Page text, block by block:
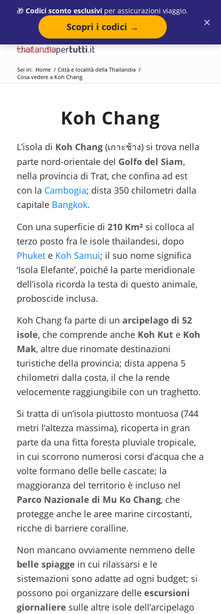
🎁 Codici sconto esclusivi per assicurazioni viaggio.
Scopri i codici → ×
Sei in: Home / Città e località della Thailandia /
Cosa vedere a Koh Chang
Koh Chang
L’isola di Koh Chang (เกาะช้าง) si trova nella
parte nord-orientale del Golfo del Siam,
nella provincia di Trat, che confina ad est
con la Cambogia; dista 350 chilometri dalla
capitale Bangkok.
Con una superficie di 210 Km²si colloca al
terzo posto fra le isole thailandesi, dopo
Phukete Koh Samui; il suo nome significa
‘Isola Elefante’, poiché la parte meridionale
dell’isola ricorda la testa di questo animale,
proboscide inclusa.
Koh Chang fa parte di un arcipelago di 52
isole, che comprende anche Koh Kute Koh
Mak, altre due rinomate destinazioni
turistiche della provincia; dista appena 5
chilometri dalla costa, il che la rende
velocemente raggiungibile con un traghetto.
Si tratta di un’isola piuttosto montuosa (744
metri l’altezza massima), ricoperta in gran
parte da una fitta foresta pluviale tropicale,
in cui scorrono numerosi corsi d’acqua che a
volte formano delle belle cascate; la
maggioranza del territorio è incluso nel
Parco Nazionale di Mu Ko Chang, che
protegge anche le aree marine circostanti,
ricche di barriere coralline.
Non mancano ovviamente nemmeno delle
belle spiagge in cui rilassarsi e le
sistemazioni sono adatte ad ogni budget; si
possono poi organizzare delle escursioni
giornaliere sulle altre isole dell’arcipelago